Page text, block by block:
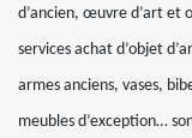
d’ancien, œuvre d’art et
services achat d’objet
armes anciens, vases,
meubles d’exception…